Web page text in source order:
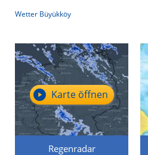
Wetter Büyükköy
Regenradar
Karte öffnen